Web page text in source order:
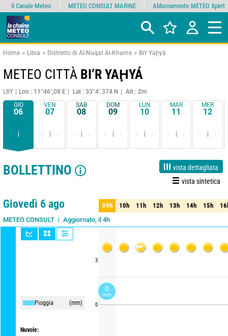
Home Libia Distretto di Al-Nuqat Al-Khams Bi’r Yaḩyá
METEO CITTÀ BI’R YAḨYÁ
LBY Lon : 11°46’,08 E Lat : 33°4’,374 N
Alt : 2m
GIO
06
- -
VEN
07
- -
SAB
08
- -
DOM
09
- -
LUN
10
- -
MAR
11
- -
MER
12
- -
BOLLETTINO
vista dettagliata
vista sintetica
1 giorno 3 giorni 15 giorni Affidabilità 90%
Giovedì 6 ago
METEO CONSULT Aggiornato, il 4h
Pioggia (mm)
Nuvole:
3
0
09h 10h 11h 12h 13h 14h 15h
09h 10h 11h 12h 13h 14h 15h
Il Canale Meteo METEO CONSULT MARINE Abbonamento METEO Xpert
0
mm